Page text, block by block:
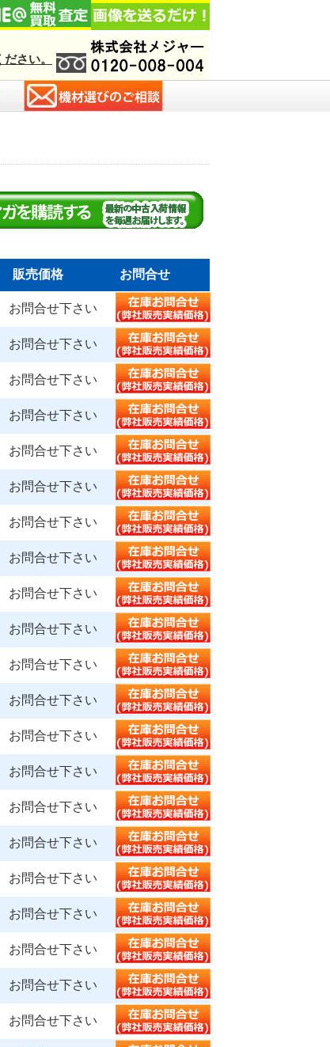
さい。
販売価格 お問合せ
お問合せ下さい
お問合せ下さい
お問合せ下さい
お問合せ下さい
お問合せ下さい
お問合せ下さい
お問合せ下さい
お問合せ下さい
お問合せ下さい
お問合せ下さい
お問合せ下さい
お問合せ下さい
お問合せ下さい
お問合せ下さい
お問合せ下さい
お問合せ下さい
お問合せ下さい
お問合せ下さい
お問合せ下さい
お問合せ下さい
お問合せ下さい